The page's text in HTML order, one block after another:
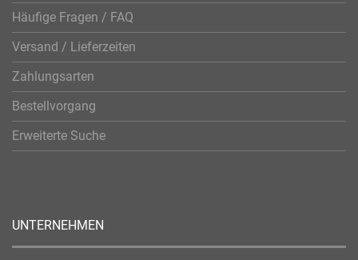
Häufige Fragen / FAQ
Versand / Lieferzeiten
Zahlungsarten
Bestellvorgang
Erweiterte Suche
UNTERNEHMEN